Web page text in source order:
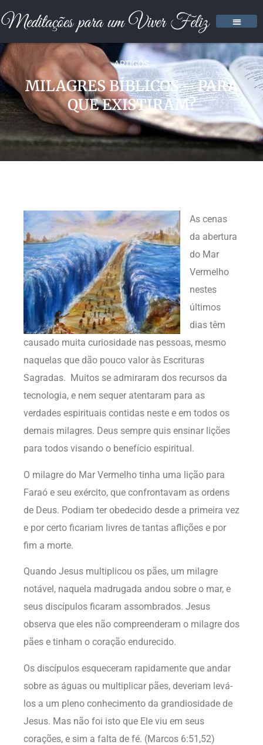
ARTIGOS
MILAGRES BÍBLICOS – PARA
QUE EXISTIRAM?
As cenas
da abertura
do Mar
Vermelho
nestes
últimos
dias têm
causado muita curiosidade nas pessoas, mesmo
naquelas que dão pouco valor às Escrituras
Sagradas. Muitos se admiraram dos recursos da
tecnologia, e nem sequer atentaram para as
verdades espirituais contidas neste e em todos os
demais milagres. Deus sempre quis ensinar lições
para todos visando o benefício espiritual.
O milagre do Mar Vermelho tinha uma lição para
Faraó e seu exército, que confrontavam as ordens
de Deus. Podiam ter obedecido desde a primeira vez
e por certo ficariam livres de tantas aflições e por
fim a morte.
Quando Jesus multiplicou os pães, um milagre
notável, naquela madrugada andou sobre o mar, e
seus discípulos ficaram assombrados. Jesus
observa que eles não compreenderam o milagre dos
pães e tinham o coração endurecido.
Os discípulos esqueceram rapidamente que andar
sobre as águas ou multiplicar pães, deveriam levá-
los a um pleno conhecimento da grandiosidade de
Jesus. Mas não foi isto que Ele viu em seus
corações, e sim a falta de fé. (Marcos 6:51,52)